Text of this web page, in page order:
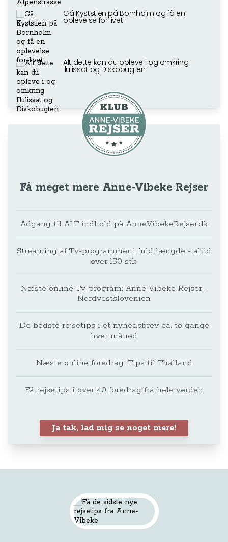
Gå Kyststien på Bornholm og få en
oplevelse for livet
Alt dette kan du opleve i og omkring
Ilulissat og Diskobugten
Få meget mere Anne-Vibeke Rejser
Adgang til ALT indhold på AnneVibekeRejser.dk
Streaming af Tv-programmer i fuld længde - altid
over 150 stk.
Næste online Tv-program: Anne-Vibeke Rejser -
Nordvestslovenien
De bedste rejsetips i et nyhedsbrev ca. to gange
hver måned
Næste online foredrag: Tips til Thailand
Få rejsetips i over 40 foredrag fra hele verden
Ja tak, lad mig se noget mere!